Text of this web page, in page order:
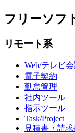
フリーソフ
リモート系
Web/テレビ
電子契約
勤怠管理
社内ツール
指示ツール
Task/Project
見積書・請